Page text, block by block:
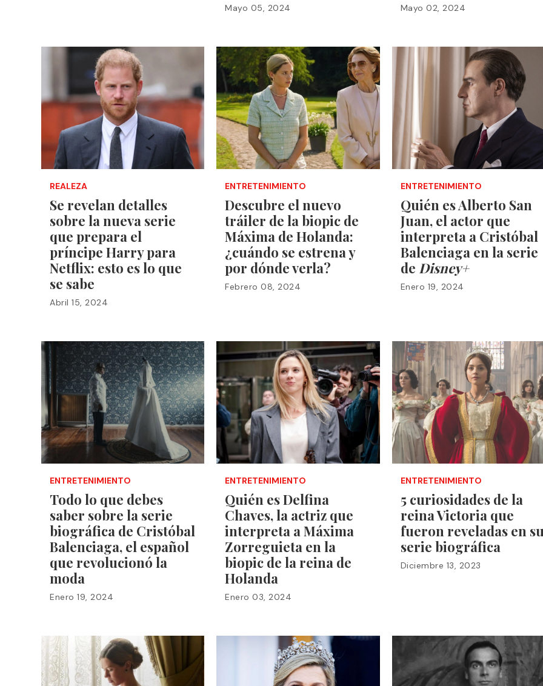
Mayo 05, 2024 Mayo 02, 2024
REALEZA
Se revelan detalles
sobre la nueva serie
que prepara el
príncipe Harry para
Netflix: esto es lo que
se sabe
Abril 15, 2024
ENTRETENIMIENTO
Descubre el nuevo
tráiler de la biopic de
Máxima de Holanda:
¿cuándo se estrena y
por dónde verla?
Febrero 08, 2024
ENTRETENIMIENTO
Quién es Alberto San
Juan, el actor que
interpreta a Cristóbal
Balenciaga en la serie
de Disney+
Enero 19, 2024
ENTRETENIMIENTO
Todo lo que debes
saber sobre la serie
biográfica de Cristóbal
Balenciaga, el español
que revolucionó la
moda
Enero 19, 2024
ENTRETENIMIENTO
Quién es Delfina
Chaves, la actriz que
interpreta a Máxima
Zorreguieta en la
biopic de la reina de
Holanda
Enero 03, 2024
ENTRETENIMIENTO
5 curiosidades de la
reina Victoria que
fueron reveladas en
serie biográfica
Diciembre 13, 2023